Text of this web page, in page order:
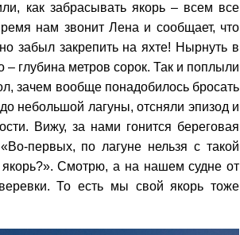
как забрасывать якорь – всем все
нам звонит Лена и сообщает, что
забыл закрепить на яхте! Нырнуть в
– глубина метров сорок. Так и поплыли
зачем вообще понадобилось бросать
небольшой лагуны, отсняли эпизод и
Вижу, за нами гонится береговая
первых, по лагуне нельзя с такой
Смотрю, а на нашем судне от
То есть мы свой якорь тоже